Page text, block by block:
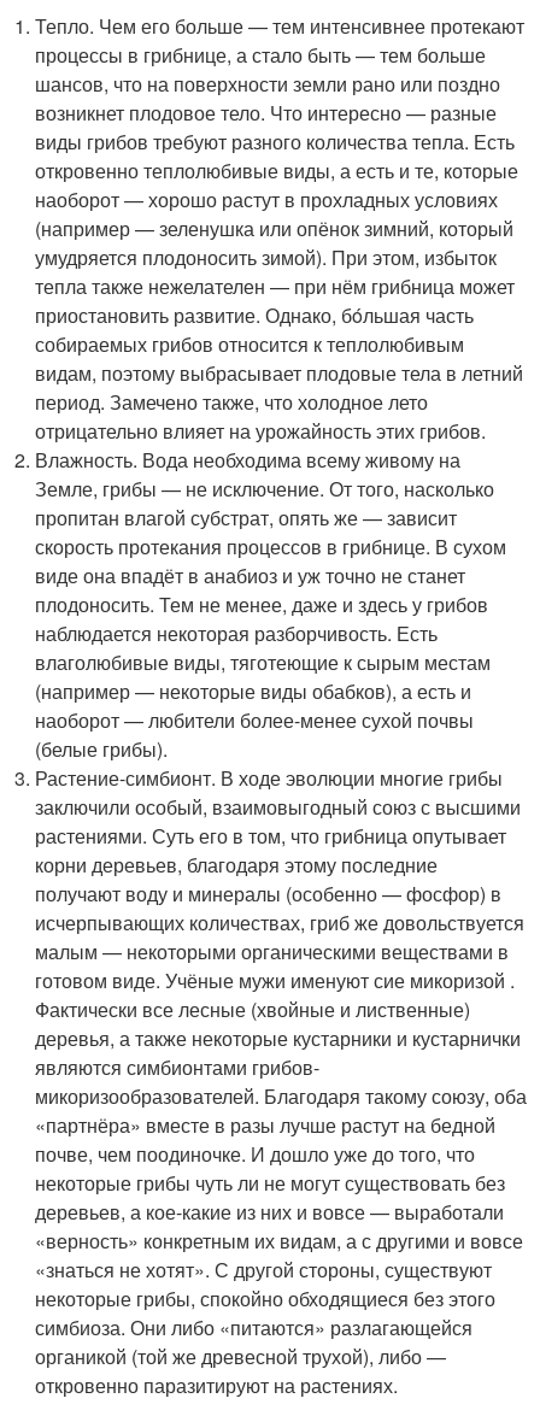
Тепло. Чем его больше — тем интенсивнее протекают
процессы в грибнице, а стало быть — тем больше
шансов, что на поверхности земли рано или поздно
возникнет плодовое тело. Что интересно — разные
виды грибов требуют разного количества тепла. Есть
откровенно теплолюбивые виды, а есть и те, которые
наоборот — хорошо растут в прохладных условиях
(например — зеленушка или опёнок зимний, который
умудряется плодоносить зимой). При этом, избыток
тепла также нежелателен — при нём грибница может
приостановить развитие. Однако, бóльшая часть
собираемых грибов относится к теплолюбивым
видам, поэтому выбрасывает плодовые тела в летний
период. Замечено также, что холодное лето
отрицательно влияет на урожайность этих грибов.
Влажность. Вода необходима всему живому на
Земле, грибы — не исключение. От того, насколько
пропитан влагой субстрат, опять же — зависит
скорость протекания процессов в грибнице. В сухом
виде она впадёт в анабиоз и уж точно не станет
плодоносить. Тем не менее, даже и здесь у грибов
наблюдается некоторая разборчивость. Есть
влаголюбивые виды, тяготеющие к сырым местам
(например — некоторые виды обабков), а есть и
наоборот — любители более-менее сухой почвы
(белые грибы).
Растение-симбионт. В ходе эволюции многие грибы
заключили особый, взаимовыгодный союз с высшими
растениями. Суть его в том, что грибница опутывает
корни деревьев, благодаря этому последние
получают воду и минералы (особенно — фосфор) в
исчерпывающих количествах, гриб же довольствуется
малым — некоторыми органическими веществами в
готовом виде. Учёные мужи именуют сие микоризой .
Фактически все лесные (хвойные и лиственные)
деревья, а также некоторые кустарники и кустарнички
являются симбионтами грибов-
микоризообразователей. Благодаря такому союзу, оба
«партнёра» вместе в разы лучше растут на бедной
почве, чем поодиночке. И дошло уже до того, что
некоторые грибы чуть ли не могут существовать без
деревьев, а кое-какие из них и вовсе — выработали
«верность» конкретным их видам, а с другими и вовсе
«знаться не хотят». С другой стороны, существуют
некоторые грибы, спокойно обходящиеся без этого
симбиоза. Они либо «питаются» разлагающейся
органикой (той же древесной трухой), либо —
откровенно паразитируют на растениях.